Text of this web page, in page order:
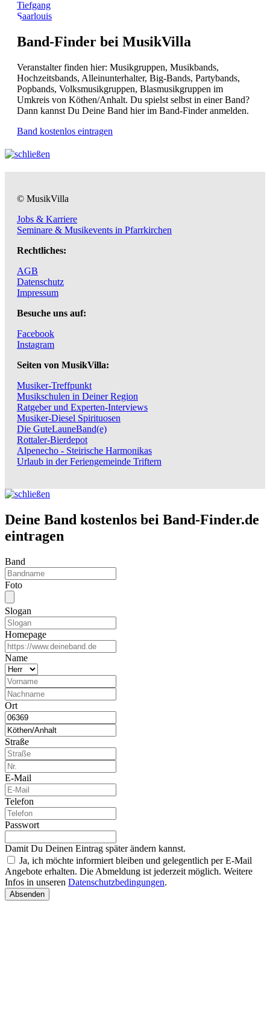
Tiefgang
Saarlouis
Band-Finder bei MusikVilla
Veranstalter finden hier: Musikgruppen, Musikbands,
Hochzeitsbands, Alleinunterhalter, Big-Bands, Partybands,
Popbands, Volksmusikgruppen, Blasmusikgruppen im
Umkreis von Köthen/Anhalt. Du spielst selbst in einer Band?
Dann kannst Du Deine Band hier im Band-Finder anmelden.
Band kostenlos eintragen
© MusikVilla
Jobs & Karriere
Seminare & Musikevents in Pfarrkirchen
Rechtliches:
AGB
Datenschutz
Impressum
Besuche uns auf:
Facebook
Instagram
Seiten von MusikVilla:
Musiker-Treffpunkt
Musikschulen in Deiner Region
Ratgeber und Experten-Interviews
Musiker-Diesel Spirituosen
Die GuteLauneBand(e)
Rottaler-Bierdepot
Alpenecho - Steirische Harmonikas
Urlaub in der Feriengemeinde Triftern
Deine Band kostenlos bei Band-Finder.de
eintragen
Band
Foto
Slogan
Homepage
Name
Ort
Straße
E-Mail
Telefon
Passwort
Damit Du Deinen Eintrag später ändern kannst.
Ja, ich möchte informiert bleiben und gelegentlich per E-Mail
Angebote erhalten. Die Abmeldung ist jederzeit möglich. Weitere
Infos in unseren Datenschutzbedingungen.
Absenden